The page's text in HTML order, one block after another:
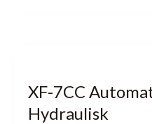
XF-7CC
Hydraulisk